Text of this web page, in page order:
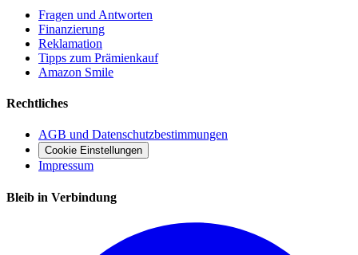
Fragen und Antworten
Finanzierung
Reklamation
Tipps zum Prämienkauf
Amazon Smile
Rechtliches
AGB und Datenschutzbestimmungen
Cookie Einstellungen
Impressum
Bleib in Verbindung